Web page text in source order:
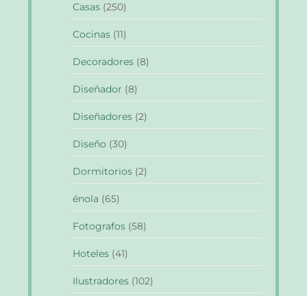
Casas (250)
Cocinas (11)
Decoradores (8)
Diseñador (8)
Diseñadores (2)
Diseño (30)
Dormitorios (2)
énola (65)
Fotografos (58)
Hoteles (41)
Ilustradores (102)